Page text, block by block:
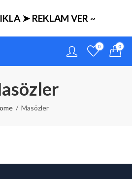
➤ REKLAM VER ~
0 0
Masözler